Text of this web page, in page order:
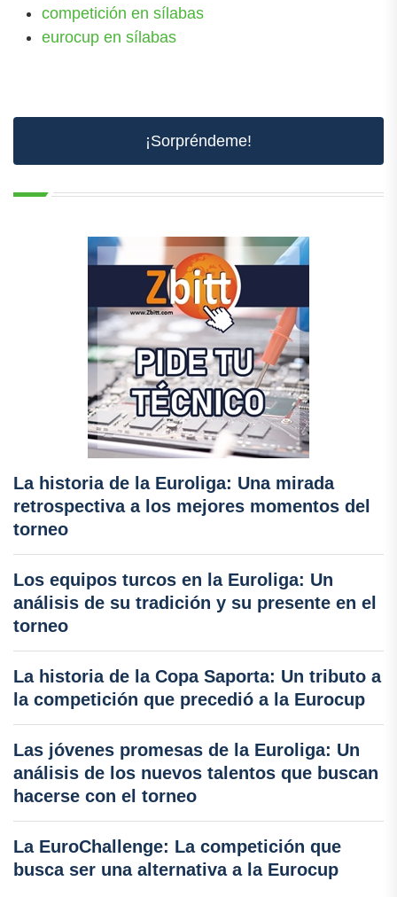
competición en sílabas
eurocup en sílabas
¡Sorpréndeme!
La historia de la Euroliga: Una mirada
retrospectiva a los mejores momentos del
torneo
Los equipos turcos en la Euroliga: Un
análisis de su tradición y su presente en el
torneo
La historia de la Copa Saporta: Un tributo a
la competición que precedió a la Eurocup
Las jóvenes promesas de la Euroliga: Un
análisis de los nuevos talentos que buscan
hacerse con el torneo
La EuroChallenge: La competición que
busca ser una alternativa a la Eurocup